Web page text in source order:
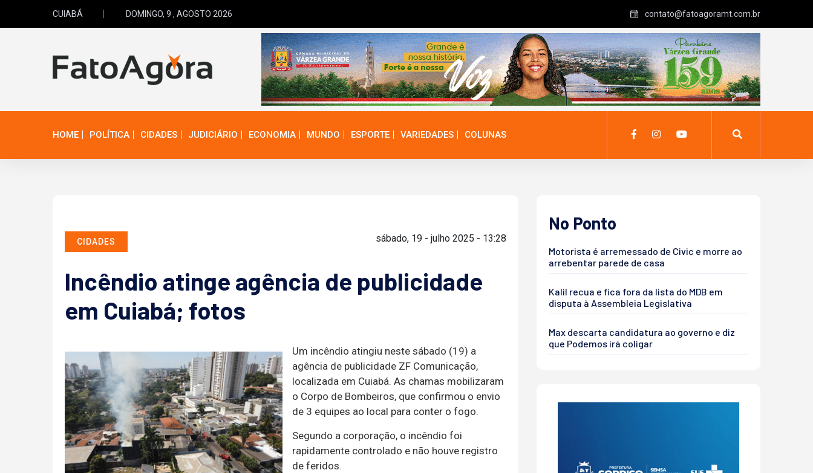
CUIABÁ DOMINGO, 9 , AGOSTO 2026 contato@fatoagoramt.com.br
HOME POLÍTICA CIDADES JUDICIÁRIO ECONOMIA MUNDO ESPORTE VARIEDADES COLUNAS
CIDADES sábado, 19 - julho 2025 - 13:28
Incêndio atinge agência de publicidade
em Cuiabá; fotos
Um incêndio atingiu neste sábado (19) a
agência de publicidade ZF Comunicação,
localizada em Cuiabá. As chamas mobilizaram
o Corpo de Bombeiros, que confirmou o envio
de 3 equipes ao local para conter o fogo.
Segundo a corporação, o incêndio foi
rapidamente controlado e não houve registro
de feridos.
No Ponto
Motorista é arremessado de Civic e morre ao
arrebentar parede de casa
Kalil recua e fica fora da lista do MDB em
disputa à Assembleia Legislativa
Max descarta candidatura ao governo e diz
que Podemos irá coligar